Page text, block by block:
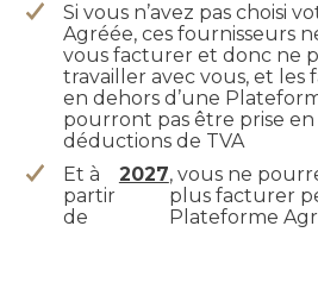
Si vous n’avez pas choisi
Agréée, ces fournisseurs
vous facturer et donc ne
travailler avec vous, et
en dehors d’une
pourront pas être prise
déductions de TVA
Et à
partir
de
2027, vous ne
plus facturer
Plateforme